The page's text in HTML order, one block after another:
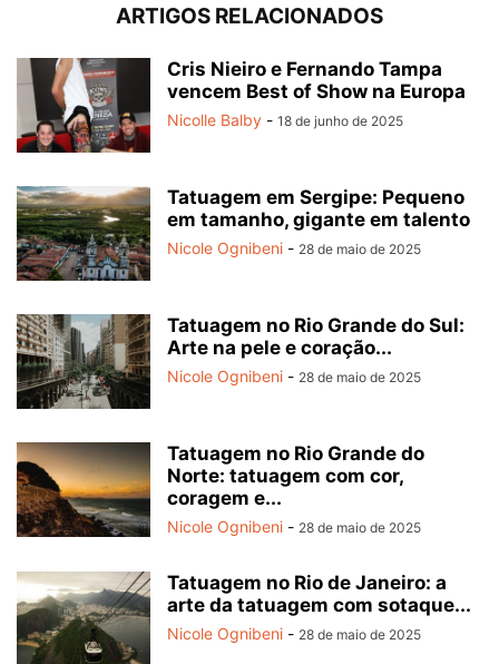
ARTIGOS RELACIONADOS
Cris Nieiro e Fernando Tampa
vencem Best of Show na Europa
Nicolle Balby - 18 de junho de 2025
Tatuagem em Sergipe: Pequeno
em tamanho, gigante em talento
Nicole Ognibeni - 28 de maio de 2025
Tatuagem no Rio Grande do Sul:
Arte na pele e coração...
Nicole Ognibeni - 28 de maio de 2025
Tatuagem no Rio Grande do
Norte: tatuagem com cor,
coragem e...
Nicole Ognibeni - 28 de maio de 2025
Tatuagem no Rio de Janeiro: a
arte da tatuagem com sotaque...
Nicole Ognibeni - 28 de maio de 2025